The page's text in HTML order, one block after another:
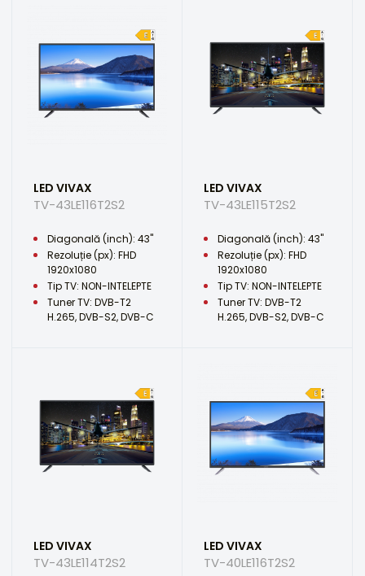
LED VIVAX
TV-43LE116T2S2
Diagonală (inch): 43"
Rezoluție (px): FHD
1920x1080
Tip TV: NON-INTELEPTE
Tuner TV: DVB-T2
H.265, DVB-S2, DVB-C
LED VIVAX
TV-43LE115T2S2
Diagonală (inch): 43"
Rezoluție (px): FHD
1920x1080
Tip TV: NON-INTELEPTE
Tuner TV: DVB-T2
H.265, DVB-S2, DVB-C
LED VIVAX
TV-43LE114T2S2
LED VIVAX
TV-40LE116T2S2